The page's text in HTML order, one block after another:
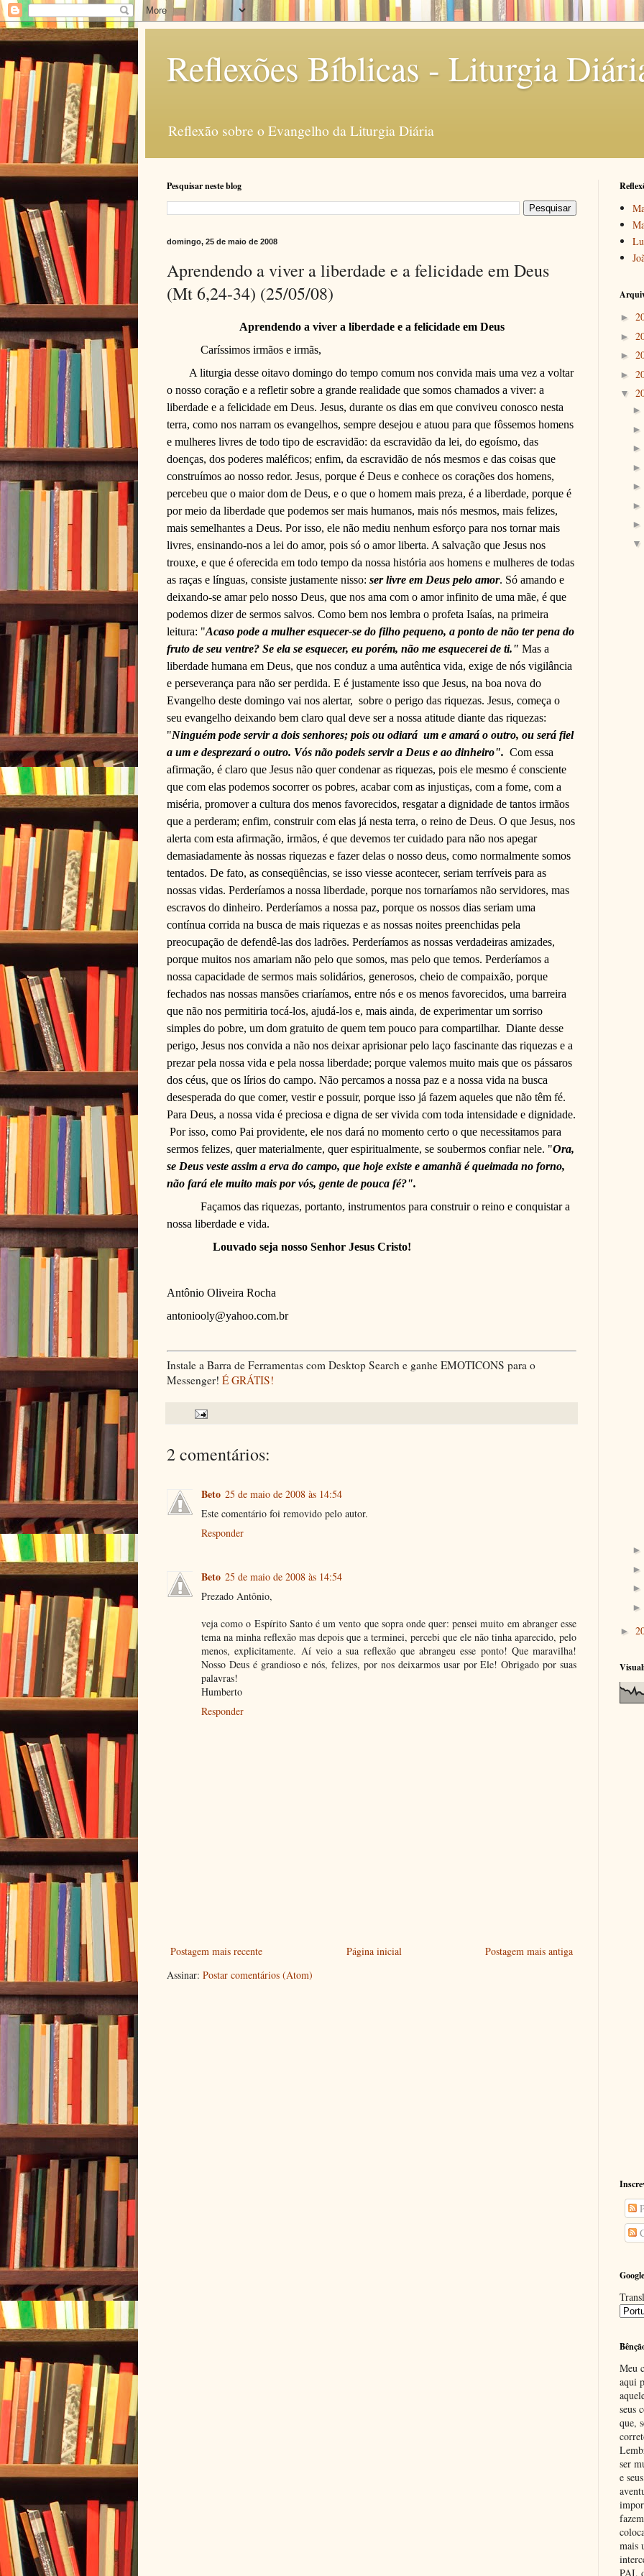
Reflexões Bíblicas - Liturgia
Reflexão sobre o Evangelho da Liturgia Diária
Pesquisar neste blog
domingo, 25 de maio de 2008
Aprendendo a viver a liberdade e a felicidade em Deus
(Mt 6,24-34) (25/05/08)
Aprendendo a viver a liberdade e a felicidade em Deus
Caríssimos irmãos e irmãs,
A liturgia desse oitavo domingo do tempo comum nos convida mais uma vez a voltar
o nosso coração e a refletir sobre a grande realidade que somos chamados a viver: a
liberdade e a felicidade em Deus. Jesus, durante os dias em que conviveu conosco nesta
terra, como nos narram os evangelhos, sempre desejou e atuou para que fôssemos homens
e mulheres livres de todo tipo de escravidão: da escravidão da lei, do egoísmo, das
doenças, dos poderes maléficos; enfim, da escravidão de nós mesmos e das coisas que
construímos ao nosso redor. Jesus, porque é Deus e conhece os corações dos homens,
percebeu que o maior dom de Deus, e o que o homem mais preza, é a liberdade, porque é
por meio da liberdade que podemos ser mais humanos, mais nós mesmos, mais felizes,
mais semelhantes a Deus. Por isso, ele não mediu nenhum esforço para nos tornar mais
livres, ensinando-nos a lei do amor, pois só o amor liberta. A salvação que Jesus nos
trouxe, e que é oferecida em todo tempo da nossa história aos homens e mulheres de todas
as raças e línguas, consiste justamente nisso: ser livre em Deus pelo amor. Só amando e
deixando-se amar pelo nosso Deus, que nos ama com o amor infinito de uma mãe, é que
podemos dizer de sermos salvos. Como bem nos lembra o profeta Isaías, na primeira
leitura: "Acaso pode a mulher esquecer-se do filho pequeno, a ponto de não ter pena do
fruto de seu ventre? Se ela se esquecer, eu porém, não me esquecerei de ti." Mas a
liberdade humana em Deus, que nos conduz a uma autêntica vida, exige de nós vigilância
e perseverança para não ser perdida. E é justamente isso que Jesus, na boa nova do
Evangelho deste domingo vai nos alertar, sobre o perigo das riquezas. Jesus, começa o
seu evangelho deixando bem claro qual deve ser a nossa atitude diante das riquezas:
"Ninguém pode servir a dois senhores; pois ou odiará um e amará o outro, ou será fiel
a um e desprezará o outro. Vós não podeis servir a Deus e ao dinheiro". Com essa
afirmação, é claro que Jesus não quer condenar as riquezas, pois ele mesmo é consciente
que com elas podemos socorrer os pobres, acabar com as injustiças, com a fome, com a
miséria, promover a cultura dos menos favorecidos, resgatar a dignidade de tantos irmãos
que a perderam; enfim, construir com elas já nesta terra, o reino de Deus. O que Jesus, nos
alerta com esta afirmação, irmãos, é que devemos ter cuidado para não nos apegar
demasiadamente às nossas riquezas e fazer delas o nosso deus, como normalmente somos
tentados. De fato, as conseqüências, se isso viesse acontecer, seriam terríveis para as
nossas vidas. Perderíamos a nossa liberdade, porque nos tornaríamos não servidores, mas
escravos do dinheiro. Perderíamos a nossa paz, porque os nossos dias seriam uma
contínua corrida na busca de mais riquezas e as nossas noites preenchidas pela
preocupação de defendê-las dos ladrões. Perderíamos as nossas verdadeiras amizades,
porque muitos nos amariam não pelo que somos, mas pelo que temos. Perderíamos a
nossa capacidade de sermos mais solidários, generosos, cheio de compaixão, porque
fechados nas nossas mansões criaríamos, entre nós e os menos favorecidos, uma barreira
que não nos permitiria tocá-los, ajudá-los e, mais ainda, de experimentar um sorriso
simples do pobre, um dom gratuito de quem tem pouco para compartilhar. Diante desse
perigo, Jesus nos convida a não nos deixar aprisionar pelo laço fascinante das riquezas e a
prezar pela nossa vida e pela nossa liberdade; porque valemos muito mais que os pássaros
dos céus, que os lírios do campo. Não percamos a nossa paz e a nossa vida na busca
desesperada do que comer, vestir e possuir, porque isso já fazem aqueles que não têm fé.
Para Deus, a nossa vida é preciosa e digna de ser vivida com toda intensidade e dignidade.
Por isso, como Pai providente, ele nos dará no momento certo o que necessitamos para
sermos felizes, quer materialmente, quer espiritualmente, se soubermos confiar nele. "Ora,
se Deus veste assim a erva do campo, que hoje existe e amanhã é queimada no forno,
não fará ele muito mais por vós, gente de pouca fé?".
Façamos das riquezas, portanto, instrumentos para construir o reino e conquistar a
nossa liberdade e vida.
Louvado seja nosso Senhor Jesus Cristo!
Antônio Oliveira Rocha
antoniooly@yahoo.com.br
Instale a Barra de Ferramentas com Desktop Search e ganhe EMOTICONS para o
Messenger! É GRÁTIS!
2 comentários:
Beto 25 de maio de 2008 às 14:54
Este comentário foi removido pelo autor.
Responder
Beto 25 de maio de 2008 às 14:54
Prezado Antônio,
veja como o Espírito Santo é um vento que sopra onde quer: pensei muito em abranger esse
tema na minha reflexão mas depois que a terminei, percebi que ele não tinha aparecido, pelo
menos, explicitamente. Aí veio a sua reflexão que abrangeu esse ponto! Que maravilha!
Nosso Deus é grandioso e nós, felizes, por nos deixarmos usar por Ele! Obrigado por suas
palavras!
Humberto
Responder
Postagem mais recente Postagem mais antiga
Página inicial
Assinar: Postar comentários (Atom)
►
►
►
►
▼
►
Meu
aqui
seus
que,
ser
e
mais
PAI,